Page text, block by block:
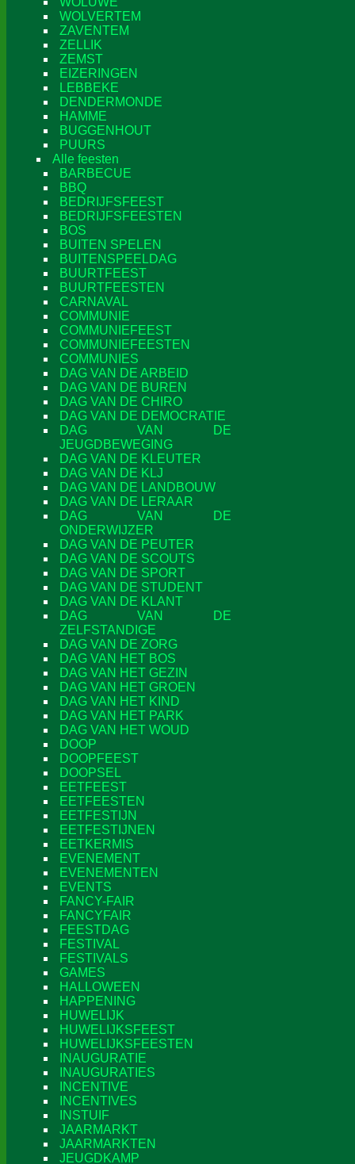
WOLVERTEM
ZAVENTEM
ZELLIK
ZEMST
EIZERINGEN
LEBBEKE
DENDERMONDE
HAMME
BUGGENHOUT
PUURS
Alle feesten
BARBECUE
BBQ
BEDRIJFSFEEST
BEDRIJFSFEESTEN
BOS
BUITEN SPELEN
BUITENSPEELDAG
BUURTFEEST
BUURTFEESTEN
CARNAVAL
COMMUNIE
COMMUNIEFEEST
COMMUNIEFEESTEN
COMMUNIES
DAG VAN DE ARBEID
DAG VAN DE BUREN
DAG VAN DE CHIRO
DAG VAN DE DEMOCRATIE
DAG VAN DE
JEUGDBEWEGING
DAG VAN DE KLEUTER
DAG VAN DE KLJ
DAG VAN DE LANDBOUW
DAG VAN DE LERAAR
DAG VAN DE
ONDERWIJZER
DAG VAN DE PEUTER
DAG VAN DE SCOUTS
DAG VAN DE SPORT
DAG VAN DE STUDENT
DAG VAN DE KLANT
DAG VAN DE
ZELFSTANDIGE
DAG VAN DE ZORG
DAG VAN HET BOS
DAG VAN HET GEZIN
DAG VAN HET GROEN
DAG VAN HET KIND
DAG VAN HET PARK
DAG VAN HET WOUD
DOOP
DOOPFEEST
DOOPSEL
EETFEEST
EETFEESTEN
EETFESTIJN
EETFESTIJNEN
EETKERMIS
EVENEMENT
EVENEMENTEN
EVENTS
FANCY-FAIR
FANCYFAIR
FEESTDAG
FESTIVAL
FESTIVALS
GAMES
HALLOWEEN
HAPPENING
HUWELIJK
HUWELIJKSFEEST
HUWELIJKSFEESTEN
INAUGURATIE
INAUGURATIES
INCENTIVE
INCENTIVES
INSTUIF
JAARMARKT
JAARMARKTEN
JEUGDKAMP